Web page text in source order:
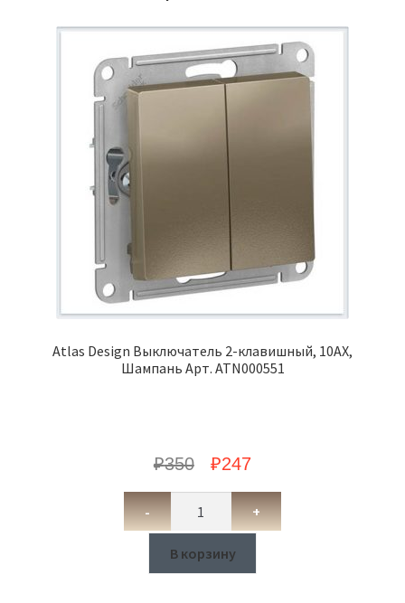
Atlas Design Выключатель 2-клавишный, 10АХ,
Шампань Арт. ATN000551
₽350 ₽247
- +
В корзину